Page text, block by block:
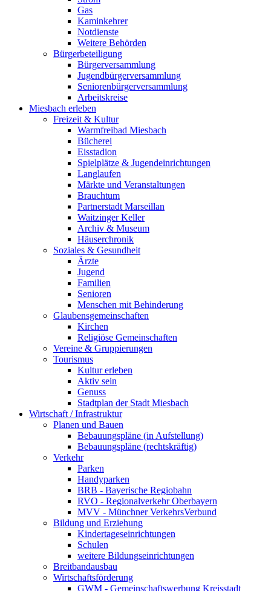
Gas
Kaminkehrer
Notdienste
Weitere Behörden
Bürgerbeteiligung
Bürgerversammlung
Jugendbürgerversammlung
Seniorenbürgerversammlung
Arbeitskreise
Miesbach erleben
Freizeit & Kultur
Warmfreibad Miesbach
Bücherei
Eisstadion
Spielplätze & Jugendeinrichtungen
Langlaufen
Märkte und Veranstaltungen
Brauchtum
Partnerstadt Marseillan
Waitzinger Keller
Archiv & Museum
Häuserchronik
Soziales & Gesundheit
Ärzte
Jugend
Familien
Senioren
Menschen mit Behinderung
Glaubensgemeinschaften
Kirchen
Religiöse Gemeinschaften
Vereine & Gruppierungen
Tourismus
Kultur erleben
Aktiv sein
Genuss
Stadtplan der Stadt Miesbach
Wirtschaft / Infrastruktur
Planen und Bauen
Bebauungspläne (in Aufstellung)
Bebauungspläne (rechtskräftig)
Verkehr
Parken
Handyparken
BRB - Bayerische Regiobahn
RVO - Regionalverkehr Oberbayern
MVV - Münchner VerkehrsVerbund
Bildung und Erziehung
Kindertageseinrichtungen
Schulen
weitere Bildungseinrichtungen
Breitbandausbau
Wirtschaftsförderung
GWM - Gemeinschaftswerbung Kreisstadt